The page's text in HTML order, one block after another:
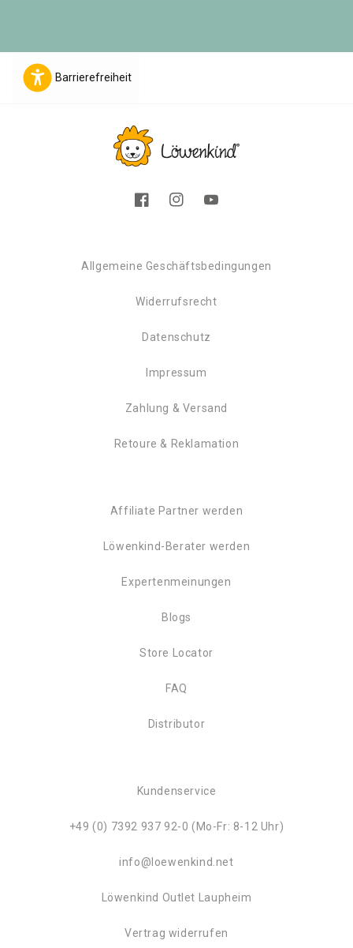
Barrierefreiheit
FacebookInstagramYouTube
Allgemeine Geschäftsbedingungen
Widerrufsrecht
Datenschutz
Impressum
Zahlung & Versand
Retoure & Reklamation
Affiliate Partner werden
Löwenkind-Berater werden
Expertenmeinungen
Blogs
Store Locator
FAQ
Distributor
Kundenservice
+49 (0) 7392 937 92-0 (Mo-Fr: 8-12 Uhr)
info@loewenkind.net
Löwenkind Outlet Laupheim
Vertrag widerrufen